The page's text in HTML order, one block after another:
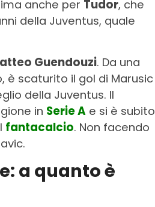
anche per Tudor, che
della Juventus, quale
Guendouzi. Da una
è scaturito il gol di Marusic
della Juventus. Il
in Serie A e si è subito
fantacalcio. Non facendo
a quanto è